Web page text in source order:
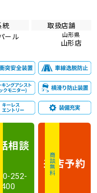
統
ール
取扱店舗
山形県
山形店
相談
252-
400
商談無料
来店予約